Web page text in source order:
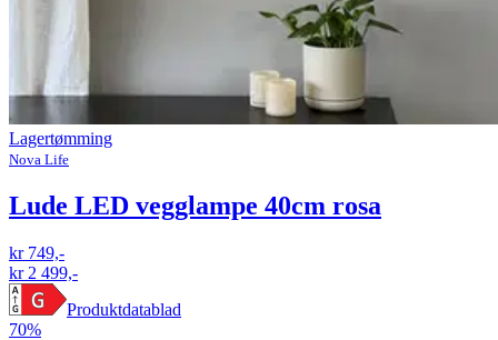
Lagertømming
Nova Life
Lude LED vegglampe 40cm rosa
kr 749,-
kr 2 499,-
Produktdatablad
70%